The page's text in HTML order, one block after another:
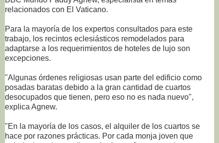
relacionados con El Vaticano.
Para la mayoría de los expertos consultados para este
trabajo, los recintos eclesiásticos remodelados para
adaptarse a los requerimientos de hoteles de lujo son
excepciones.
"Algunas órdenes religiosas usan parte del edificio como
posadas baratas debido a la gran cantidad de cuartos
desocupados que tienen, pero eso no es nada nuevo",
explica Agnew.
"En la mayoría de los casos, el alquiler de los cuartos se
hace por razones prácticas. Por cada monja joven que